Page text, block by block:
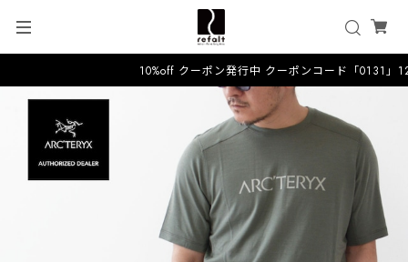
10%off クーポン発行中 クーポンコード「0131」